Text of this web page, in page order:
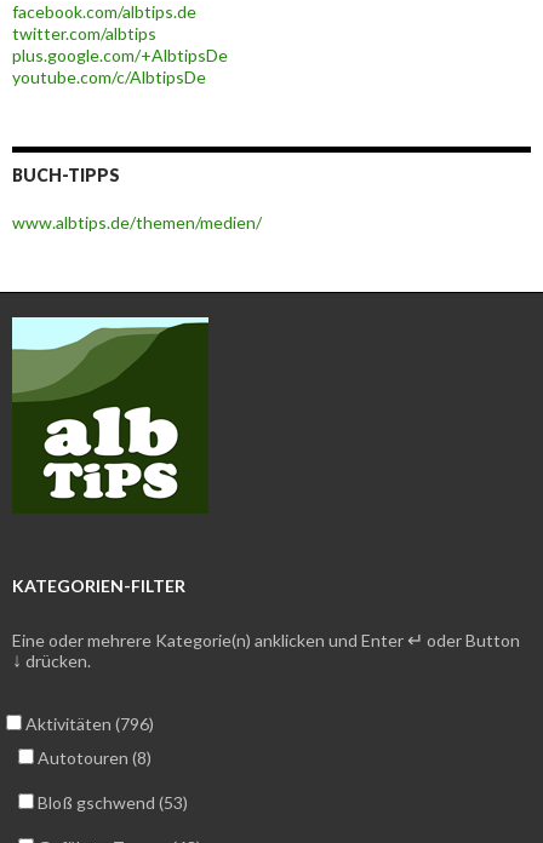
facebook.com/albtips.de
twitter.com/albtips
plus.google.com/+AlbtipsDe
youtube.com/c/AlbtipsDe
BUCH-TIPPS
www.albtips.de/themen/medien/
KATEGORIEN-FILTER
Eine oder mehrere Kategorie(n) anklicken und Enter ↵ oder Button
↓ drücken.
Aktivitäten (796)
Autotouren (8)
Bloß gschwend (53)